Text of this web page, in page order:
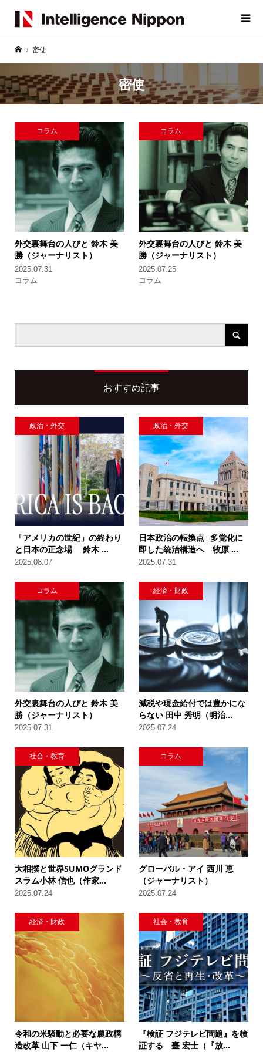
密使
密使
コラム
外交裏舞台の人びと 鈴木 美
勝（ジャーナリスト）
2025.07.31
コラム
コラム
外交裏舞台の人びと 鈴木 美
勝（ジャーナリスト）
2025.07.25
コラム
おすすめ記事
政治・外交
「アメリカの世紀」の終わり
と日本の正念場 鈴木 ...
2025.08.07
政治・外交
日本政治の転換点─多党化に
即した統治構造へ 牧原 ...
2025.07.31
コラム
外交裏舞台の人びと 鈴木 美
勝（ジャーナリスト）
2025.07.31
経済・財政
減税や現金給付では豊かにな
らない 田中 秀明（明治...
2025.07.24
社会・教育
大相撲と世界SUMOグランド
スラム小林 信也（作家...
2025.07.24
コラム
グローバル・アイ 西川 恵
（ジャーナリスト）
2025.07.24
経済・財政
令和の米騒動と必要な農政構
造改革 山下 一仁（キヤ...
社会・教育
『検証 フジテレビ問題』を検
証する 臺 宏士（『放...